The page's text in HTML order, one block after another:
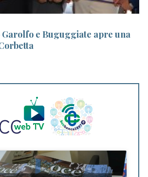
Garolfo e Buguggiate apre una